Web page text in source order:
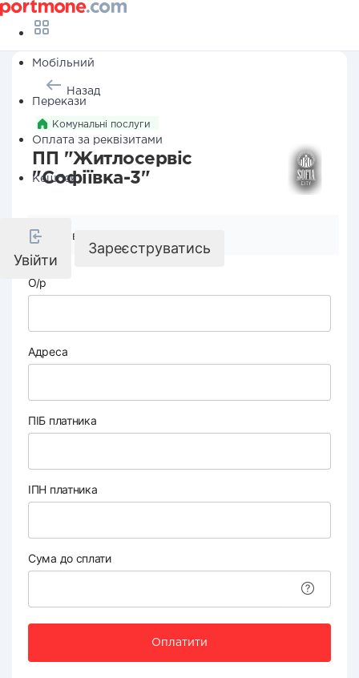
Мобільний
Перекази
Оплата за реквізитами
Кешбек
Увійти
Зареєструватись
Назад
Комунальні послуги
ПП "Житлосервіс
"Софіївка-3"
Реквізити компанії
О/р
Адреса
ПІБ платника
ІПН платника
Сума до сплати
Оплатити